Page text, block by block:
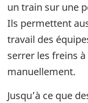
un train sur une
Ils permettent
travail des
serrer les freins
manuellement.
Jusqu’à ce que